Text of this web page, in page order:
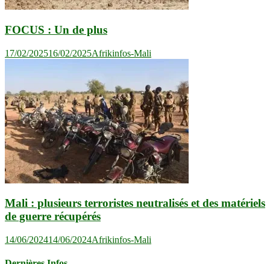
FOCUS : Un de plus
17/02/202516/02/2025Afrikinfos-Mali
Mali : plusieurs terroristes neutralisés et des matériels
de guerre récupérés
14/06/202414/06/2024Afrikinfos-Mali